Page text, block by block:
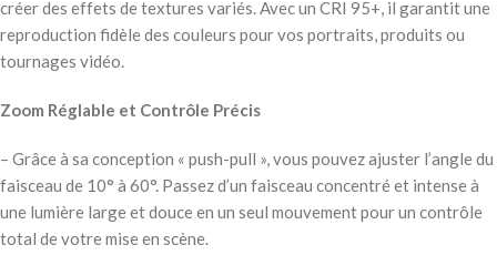
créer des effets de textures variés. Avec un CRI 95+, il garantit une
reproduction fidèle des couleurs pour vos portraits, produits ou
tournages vidéo.
Zoom Réglable et Contrôle Précis
– Grâce à sa conception « push-pull », vous pouvez ajuster l’angle du
faisceau de 10° à 60°. Passez d’un faisceau concentré et intense à
une lumière large et douce en un seul mouvement pour un contrôle
total de votre mise en scène.